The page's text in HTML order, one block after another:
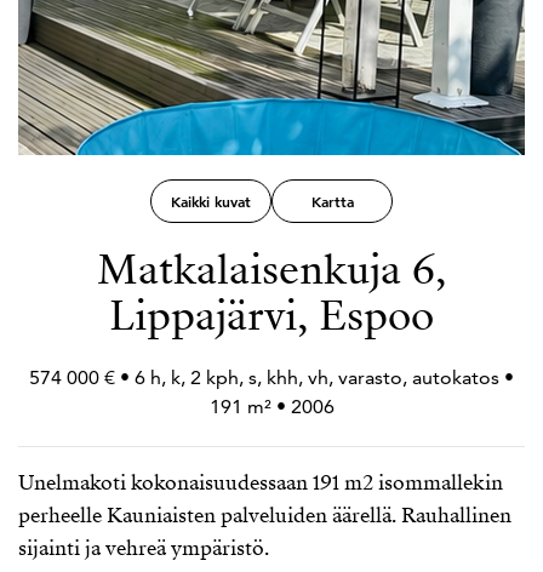
Kaikki kuvat Kartta
Matkalaisenkuja 6,
Lippajärvi, Espoo
574 000 € • 6 h, k, 2 kph, s, khh, vh, varasto, autokatos •
191 m² • 2006
Unelmakoti kokonaisuudessaan 191 m2 isommallekin
perheelle Kauniaisten palveluiden äärellä. Rauhallinen
sijainti ja vehreä ympäristö.